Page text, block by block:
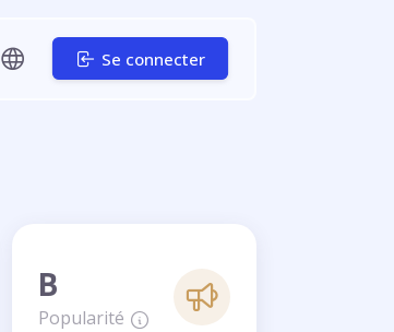
Se connecter
B
Popularité